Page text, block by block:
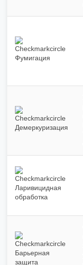
Фумигация
Демеркуризация
Ларивицидная
обработка
Барьерная
защита